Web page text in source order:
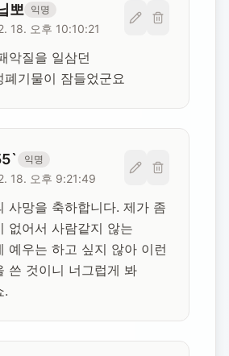
뽀 익명
18. 오후 10:10:21
악질을 일삼던
폐기물이 잠들었군요
익명
18. 오후 9:21:49
사망을 축하합니다. 제가 좀
없어서 사람같지 않는
예우는 하고 싶지 않아 이런
쓴 것이니 너그럽게 봐
.